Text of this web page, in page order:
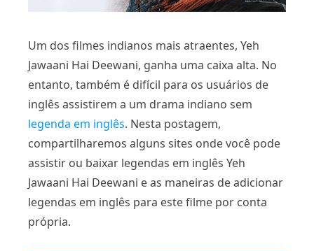
Um dos filmes indianos mais atraentes, Yeh
Jawaani Hai Deewani, ganha uma caixa alta. No
entanto, também é difícil para os usuários de
inglês assistirem a um drama indiano sem
legenda em inglês. Nesta postagem,
compartilharemos alguns sites onde você pode
assistir ou baixar legendas em inglês Yeh
Jawaani Hai Deewani e as maneiras de adicionar
legendas em inglês para este filme por conta
própria.